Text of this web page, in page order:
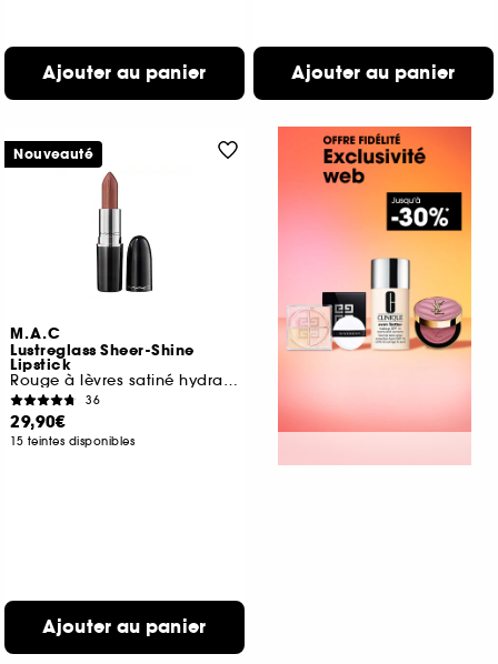
Ajouter au panier Ajouter au panier
M.A.C
Lustreglass Sheer-Shine
Lipstick
Rouge à lèvres satiné hydratant
36
29,90€
15 teintes disponibles
Ajouter au panier
Nouveauté